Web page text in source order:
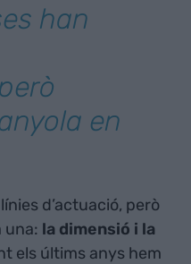
han
en
d’actuació, però
una: la dimensió i la
els últims anys hem